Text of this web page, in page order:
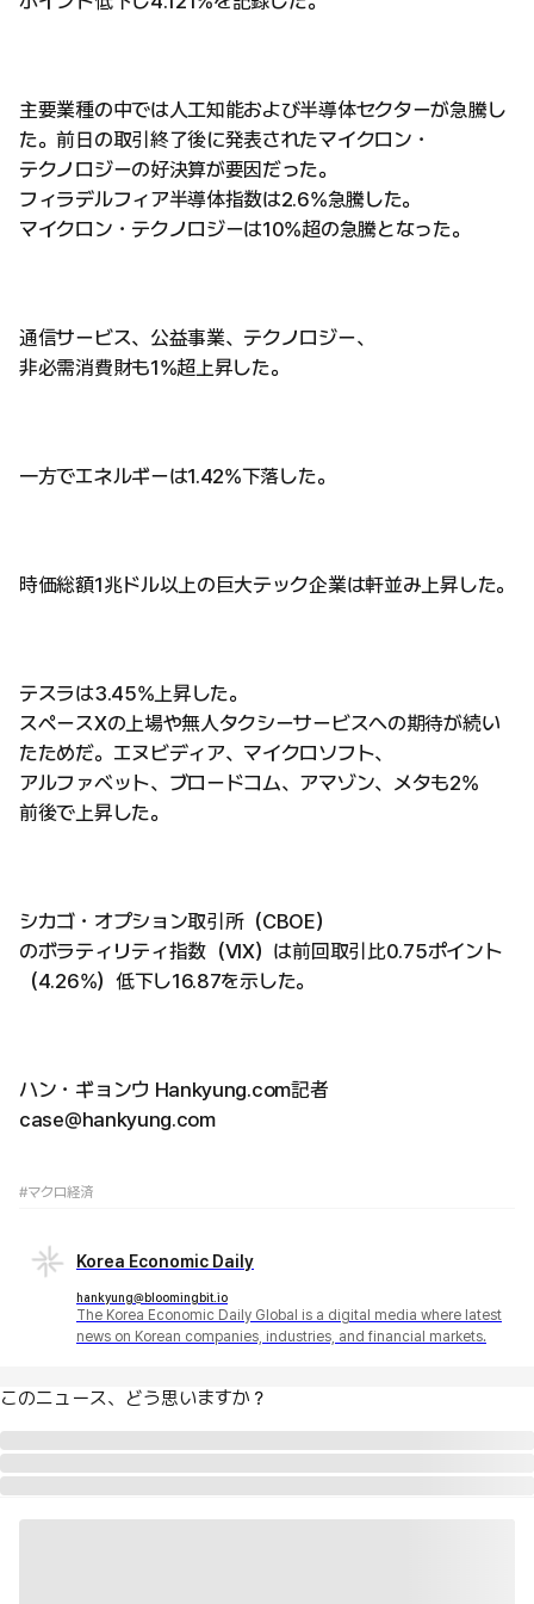
主要業種の中では人工知能および半導体セクターが急騰し
た。前日の取引終了後に発表されたマイクロン・
テクノロジーの好決算が要因だった。
フィラデルフィア半導体指数は2.6%急騰した。
マイクロン・テクノロジーは10%超の急騰となった。
通信サービス、公益事業、テクノロジー、
非必需消費財も1%超上昇した。
一方でエネルギーは1.42%下落した。
時価総額1兆ドル以上の巨大テック企業は軒並み上昇した。
テスラは3.45%上昇した。
スペースXの上場や無人タクシーサービスへの期待が続い
たためだ。エヌビディア、マイクロソフト、
アルファベット、ブロードコム、アマゾン、メタも2%
前後で上昇した。
シカゴ・オプション取引所（CBOE）
のボラティリティ指数（VIX）は前回取引比0.75ポイント
（4.26%）低下し16.87を示した。
ハン・ギョンウ Hankyung.com記者
case@hankyung.com
#マクロ経済
Korea Economic Daily
hankyung@bloomingbit.io
The Korea Economic Daily Global is a digital media where latest
news on Korean companies, industries, and financial markets.
このニュース、どう思いますか？